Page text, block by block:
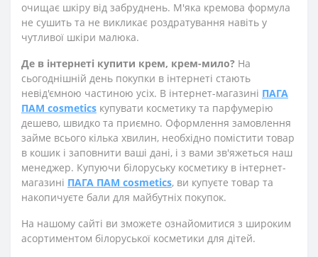
очищає шкіру від забруднень. М'яка кремова формула
не сушить та не викликає роздратування навіть у
чутливої шкіри малюка.
Де в інтернеті купити крем, крем-мило? На
сьогоднішній день покупки в інтернеті стають
невід'ємною частиною усіх. В інтернет-магазині ПАГА
ПАМ cosmetics купувати косметику та парфумерію
дешево, швидко та приємно. Оформлення замовлення
займе всього кілька хвилин, необхідно помістити товар
в кошик і заповнити ваші дані, і з вами зв'яжеться наш
менеджер. Купуючи білоруську косметику в інтернет-
магазині ПАГА ПАМ cosmetics, ви купуєте товар та
накопичуєте бали для майбутніх покупок.
На нашому сайті ви зможете ознайомитися з широким
асортиментом білоруської косметики для дітей.